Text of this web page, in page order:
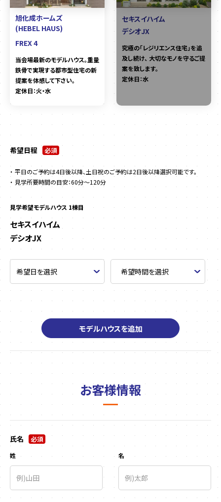
旭化成ホームズ
(HEBEL HAUS)
FREX 4
当会場最新のモデルハウス。重量
鉄骨で実現する都市型住宅の新
提案を体感して下さい。
定休日：火・水
セキスイハイム
デシオJX
究極の「レジリエンス住宅」を追
及し続け、 大切なモノを守るご提
案を致します。
定休日：水
希望日程 必須
平日のご予約は4日後以降、土日祝のご予約は2日後以降選択可能です。
見学所要時間の目安：60分～120分
見学希望モデルハウス 1棟目
セキスイハイム
デシオJX
モデルハウスを追加
お客様情報
氏名 必須
姓 名